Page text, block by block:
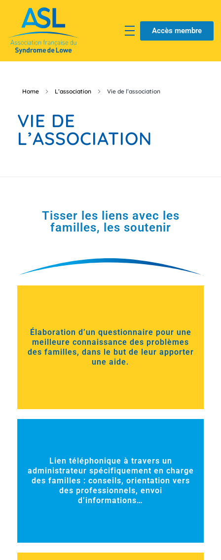
Accès membre
Home L’association Vie de l’association
VIE DE
L’ASSOCIATION
Tisser les liens avec les
familles, les soutenir
Élaboration d’un questionnaire pour une
meilleure connaissance des problèmes
des familles, dans le but de leur apporter
une aide.
Lien téléphonique à travers un
administrateur spécifiquement en charge
des familles : conseils, orientation vers
des professionnels, envoi
d’informations…